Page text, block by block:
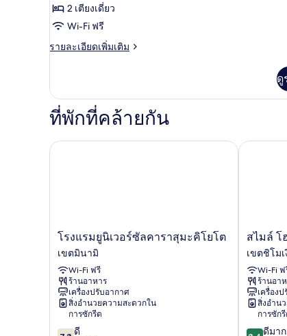
2 เตียงเดี่ยว
Wi-Fi ฟรี
รายละเอียดเพิ่มเติม
ราย
เกี่ยว
กับ
Casual
Room
ดู
ที่พักที่คล้ายกัน
โรงแรม
นิ
เวอร์
ซัล
คารา
สุ
โรงแรมยูนิเวอร์ซัลคาราสุมะคิโยโต
เขตมินามิ
Wi-Fi ฟรี
ร้านอาหาร
เครื่องปรับอากาศ
สิ่งอำนวยความสะดวกใน
การซักรีด
7.8 ดี
โรงแรมยูนิเวอร์ซัลคาราสุมะคิโยโต
ส
โฮ
เทล
เกีย
วโต-
ชิโจ
สไมล์ โ
เขตชิโมเ
Wi-Fi ฟ
ร้านอา
เครื่อง
สิ่งอำน
การซัก
8.4 ดีมาก
สไมล์ โฮเ